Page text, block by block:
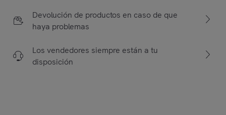
Devolución de productos en caso de que
haya problemas
Los vendedores siempre están a tu
disposición